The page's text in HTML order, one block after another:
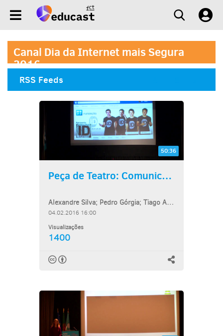
Canal Dia da Internet mais Segura
2016
RSS Feeds
50:36
Peça de Teatro: Comunicar...
Alexandre Silva; Pedro Górgia; Tiago Aldeia; Vicente Morais
04.02.2016 16:00
Visualizações
1400